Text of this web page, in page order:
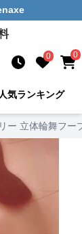
0 0
人気ランキング
ー 立体輪舞フー